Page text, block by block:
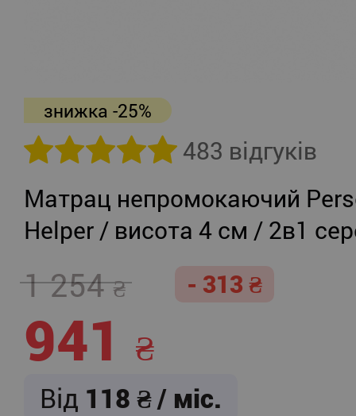
знижка -25%
483 відгуків
Матрац непромокаючий
Helper / висота 4 см / 2в1
1 254 - 313
941
Від 118 / міс.